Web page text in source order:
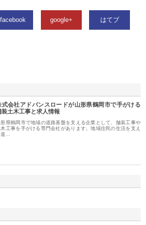
facebook google+ はてブ
式会社アドバンスロードが山形県鶴岡市で手がける
装土木工事と求人情報
形県鶴岡市で地域の道路基盤を支える企業として、舗装工事や
木工事を手がける専門会社があります。地域住民の生活を支え
…